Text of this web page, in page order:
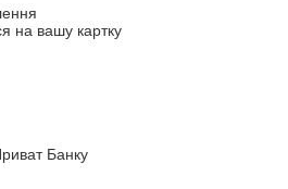
на вашу картку
Банку